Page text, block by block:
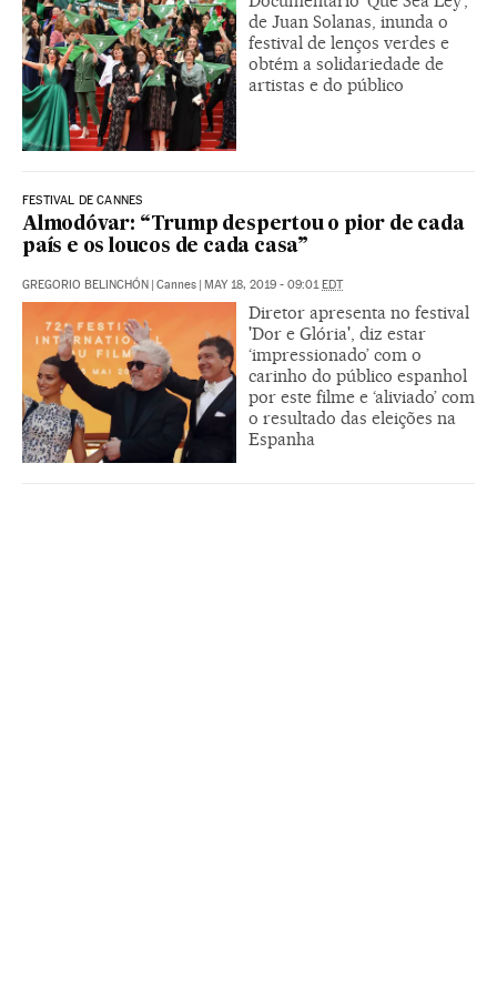
de Juan Solanas, inunda o
festival de lenços verdes e
obtém a solidariedade de
artistas e do público
FESTIVAL DE CANNES
Almodóvar: “Trump despertou o pior de cada
país e os loucos de cada casa”
GREGORIO BELINCHÓN | Cannes | MAY 18, 2019 - 09:01EDT
Diretor apresenta no festival
'Dor e Glória', diz estar
‘impressionado’ com o
carinho do público espanhol
por este filme e ‘aliviado’ com
o resultado das eleições na
Espanha